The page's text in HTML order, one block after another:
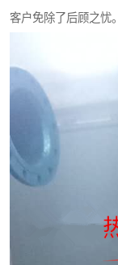
客户免除了后顾之忧。